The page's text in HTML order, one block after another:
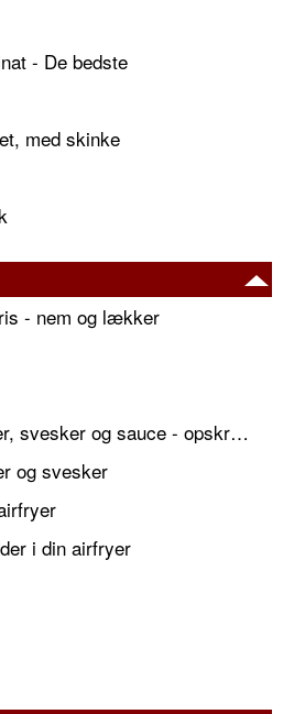
- De bedste
med skinke
- nem og lækker
Andesteg med æbler, svesker og sauce - opskrift også til jul
og svesker
i din airfryer